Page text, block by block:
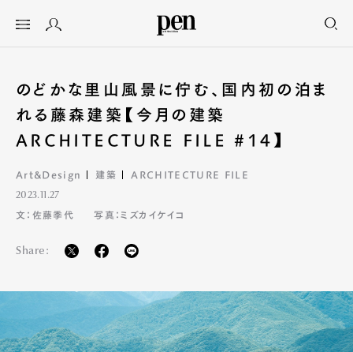
のどかな里山風景に佇む、国内初の泊ま
れる藤森建築【今月の建築
ARCHITECTURE FILE #14】
Art&Design 建築 ARCHITECTURE FILE
2023.11.27
文：佐藤季代
写真：ミズカイケイコ
Share: